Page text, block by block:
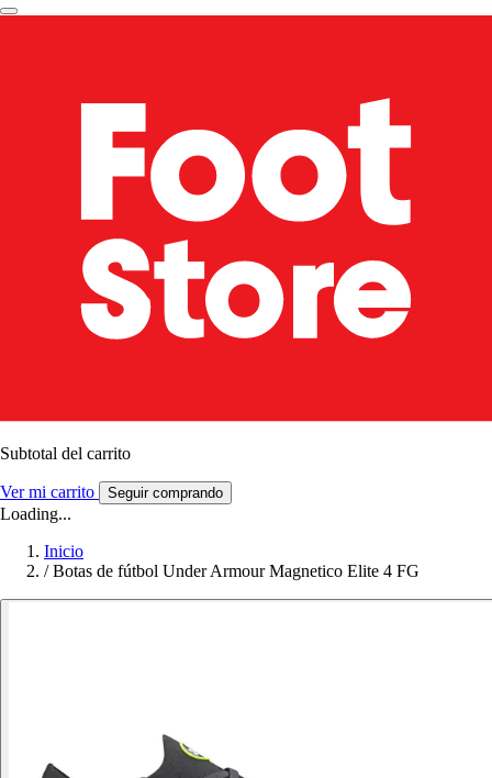
Subtotal del carrito
Ver mi carrito Seguir comprando
Loading...
Inicio
/ Botas de fútbol Under Armour Magnetico Elite 4 FG